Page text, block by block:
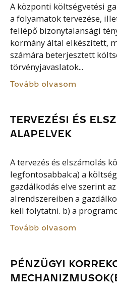
A központi költségvetési
a folyamatok tervezése,
fellépő bizonytalansági
kormány által elkészített,
számára beterjesztett
törvényjavaslatok...
Tovább olvasom
TERVEZÉSI ÉS
ALAPELVEK
A tervezés és elszámolás
legfontosabbak:a) a
gazdálkodás elve szerint
alrendszereiben a
kell folytatni. b) a
Tovább olvasom
PÉNZÜGYI